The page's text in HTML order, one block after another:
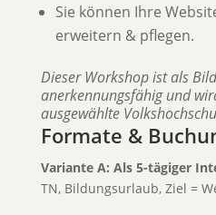
Sie können Ihre
erweitern & pflegen.
Dieser Workshop ist als
anerkennungsfähig und
ausgewählte
Formate &
Variante A: Als 5-tägiger
TN, Bildungsurlaub, Ziel =